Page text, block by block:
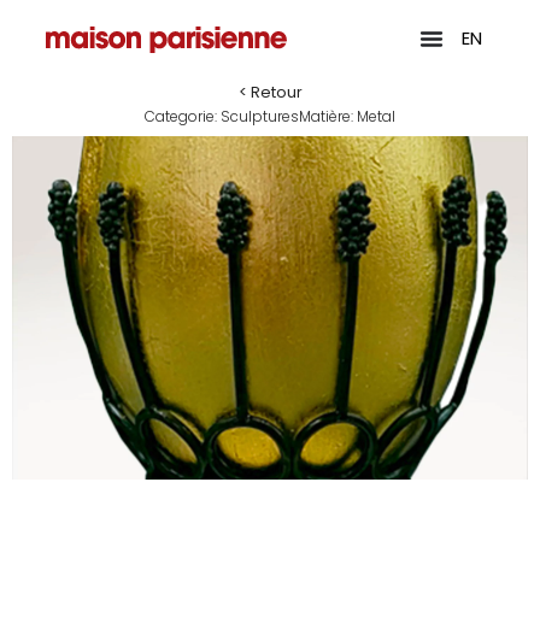
EN
< Retour
Categorie: SculpturesMatière: Metal